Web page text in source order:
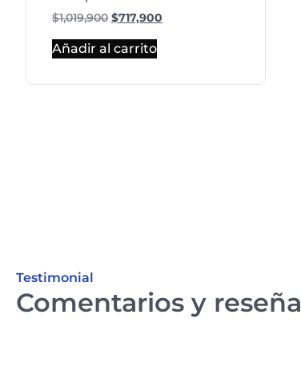
$1,019,900 $717,900
Añadir al carrito
Testimonial
Comentarios y